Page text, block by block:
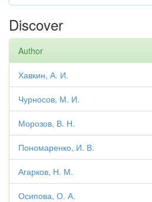
Discover
Author
Хавкин, А. И.
Чурносов, М. И.
Морозов, В. Н.
Пономаренко, И. В.
Агарков, Н. М.
Осипова, О. А.